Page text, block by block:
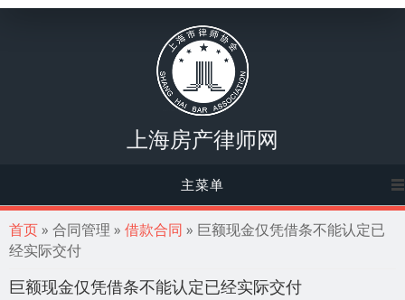
上海房产律师网
主菜单
你在这里
首页» 合同管理 » 借款合同 » 巨额现金仅凭借条不能认定已
经实际交付
巨额现金仅凭借条不能认定已经实际交付